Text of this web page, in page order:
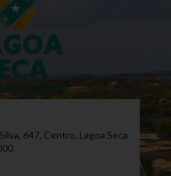
647, Centro, Lagoa Seca